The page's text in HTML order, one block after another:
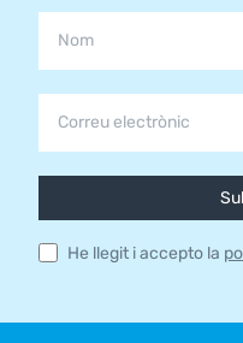
He llegit i accepto la